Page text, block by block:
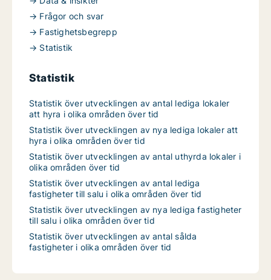
→ Frågor och svar
→ Fastighetsbegrepp
→ Statistik
Statistik
Statistik över utvecklingen av antal lediga lokaler
att hyra i olika områden över tid
Statistik över utvecklingen av nya lediga lokaler att
hyra i olika områden över tid
Statistik över utvecklingen av antal uthyrda lokaler i
olika områden över tid
Statistik över utvecklingen av antal lediga
fastigheter till salu i olika områden över tid
Statistik över utvecklingen av nya lediga fastigheter
till salu i olika områden över tid
Statistik över utvecklingen av antal sålda
fastigheter i olika områden över tid